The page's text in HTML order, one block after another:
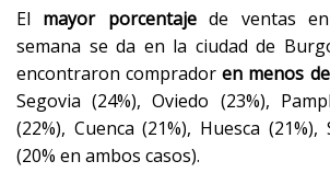
El mayor porcentajede ventas
semana se da en la ciudad de
encontraron compradoren menos
Segovia (24%), Oviedo (23%),
(22%), Cuenca (21%), Huesca
(20% en ambos casos).